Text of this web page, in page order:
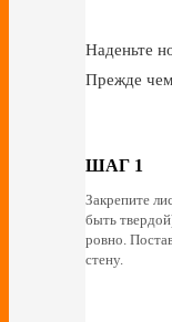
Наденьте
Прежде чем
ШАГ 1
Закрепите
быть
ровно.
стену.